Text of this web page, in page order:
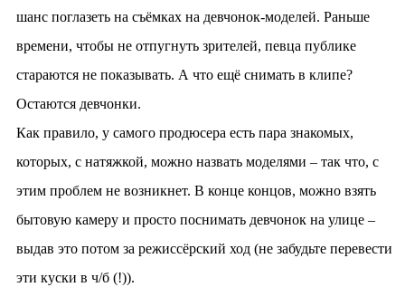
шанс поглазеть на съёмках на девчонок-моделей. Раньше
времени, чтобы не отпугнуть зрителей, певца публике
стараются не показывать. А что ещё снимать в клипе?
Остаются девчонки.
Как правило, у самого продюсера есть пара знакомых,
которых, с натяжкой, можно назвать моделями – так что, с
этим проблем не возникнет. В конце концов, можно взять
бытовую камеру и просто поснимать девчонок на улице –
выдав это потом за режиссёрский ход (не забудьте перевести
эти куски в ч/б (!)).